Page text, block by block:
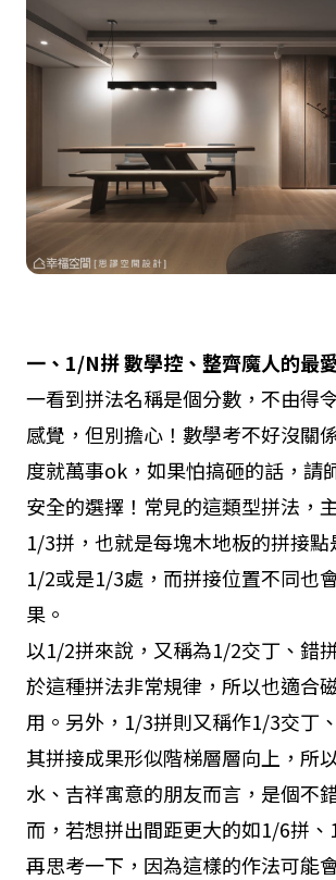
一、1/N拼數學控、整齊魔人的最
一看到拼法名稱是個分數，不由得
感覺，但別擔心！數學考不好沒關
度就萬事ok，如果怕搞砸的話，請
安全的選擇！常見的這類型拼法，
1/3拼，也就是每塊木地板的拼接
1/2或是1/3處，而拼接位置不同也
果。
以1/2拼來說，又稱為1/2交丁、錯
於這種拼法非常規律，所以也適合
用。另外，1/3拼則又稱作1/3交丁
其拼接成果形似階梯層層向上，所
水、吉祥寓意的朋友而言，是個不
而，若想拼出間距更大的如1/6拼
再思考一下，因為這樣的作法可能